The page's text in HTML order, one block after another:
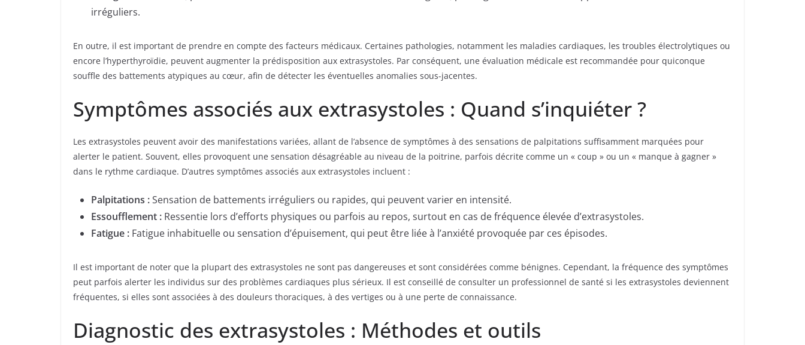
irréguliers.
En outre, il est important de prendre en compte des facteurs médicaux. Certaines pathologies, notamment les maladies cardiaques, les troubles électrolytiques ou
encore l’hyperthyroïdie, peuvent augmenter la prédisposition aux extrasystoles. Par conséquent, une évaluation médicale est recommandée pour quiconque
souffle des battements atypiques au cœur, afin de détecter les éventuelles anomalies sous-jacentes.
Symptômes associés aux extrasystoles : Quand s’inquiéter ?
Les extrasystoles peuvent avoir des manifestations variées, allant de l’absence de symptômes à des sensations de palpitations suffisamment marquées pour
alerter le patient. Souvent, elles provoquent une sensation désagréable au niveau de la poitrine, parfois décrite comme un « coup » ou un « manque à gagner »
dans le rythme cardiaque. D’autres symptômes associés aux extrasystoles incluent :
Palpitations :Sensation de battements irréguliers ou rapides, qui peuvent varier en intensité.
Essoufflement : Ressentie lors d’efforts physiques ou parfois au repos, surtout en cas de fréquence élevée d’extrasystoles.
Fatigue : Fatigue inhabituelle ou sensation d’épuisement, qui peut être liée à l’anxiété provoquée par ces épisodes.
Il est important de noter que la plupart des extrasystoles ne sont pas dangereuses et sont considérées comme bénignes. Cependant, la fréquence des symptômes
peut parfois alerter les individus sur des problèmes cardiaques plus sérieux. Il est conseillé de consulter un professionnel de santé si les extrasystoles deviennent
fréquentes, si elles sont associées à des douleurs thoraciques, à des vertiges ou à une perte de connaissance.
Diagnostic des extrasystoles : Méthodes et outils